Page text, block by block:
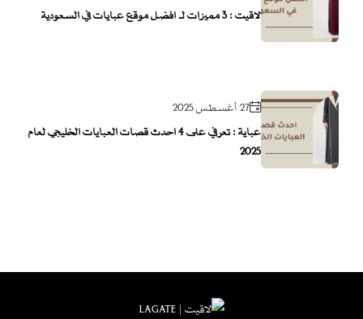
لاقيت : 3 مميزات لـ أفضل موقع عبايات في السعودية
27 أغسطس 2025
عباية : تعرفي على 4 احدث قصات العبايات الخليجي لعام
2025